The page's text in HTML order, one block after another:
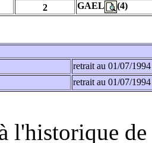
2
GAEL (4)
retrait au 01/07/1994
retrait au 01/07/1994
l'historique